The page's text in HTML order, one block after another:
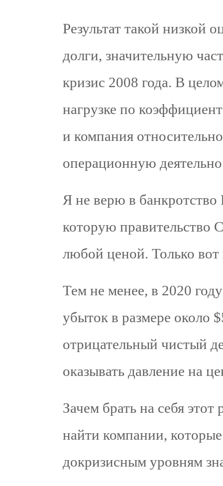
Результат такой низкой
долги, значительную
кризис 2008 года. В
нагрузке по
и компания
операционную
Я не верю в
которую правительство
любой ценой. Только
Тем не менее, в 2020
убыток в размере около
отрицательный чистый
оказывать давление на
Зачем брать на себя
найти компании, которые
докризисным уровням